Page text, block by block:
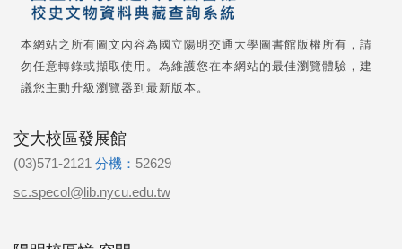
本網站之所有圖文內容為國立陽明交通大學圖書館版權所有，請
勿任意轉錄或擷取使用。為維護您在本網站的最佳瀏覽體驗，建
議您主動升級瀏覽器到最新版本。
交大校區發展館
(03)571-2121 分機： 52629
sc.specol@lib.nycu.edu.tw